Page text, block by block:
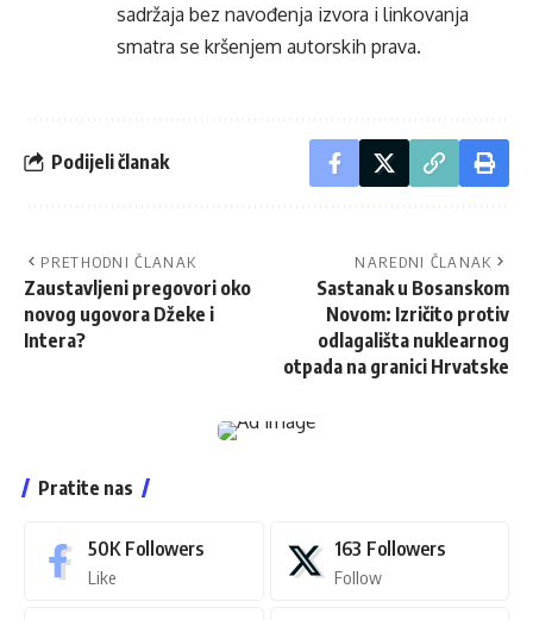
sadržaja bez navođenja izvora i linkovanja
smatra se kršenjem autorskih prava.
Podijeli članak
PRETHODNI ČLANAK
Zaustavljeni pregovori oko
novog ugovora Džeke i
Intera?
NAREDNI ČLANAK
Sastanak u Bosanskom
Novom: Izričito protiv
odlagališta nuklearnog
otpada na granici Hrvatske
Pratite nas
50K Followers
Like
163 Followers
Follow